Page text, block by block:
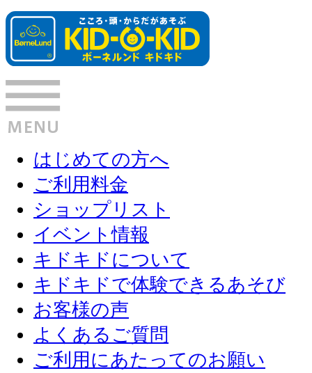
はじめての方へ
ご利用料金
ショップリスト
イベント情報
キドキドについて
キドキドで体験できるあそび
お客様の声
よくあるご質問
ご利用にあたってのお願い